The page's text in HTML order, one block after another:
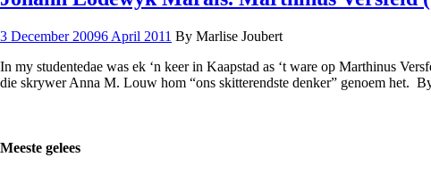
3 December 20096 April 2011 By Marlise Joubert
In my studentedae was ek ‘n keer in Kaapstad as ‘t ware op Marthinus
die skrywer Anna M. Louw hom “ons skitterendste denker” genoem het.
Meeste gelees